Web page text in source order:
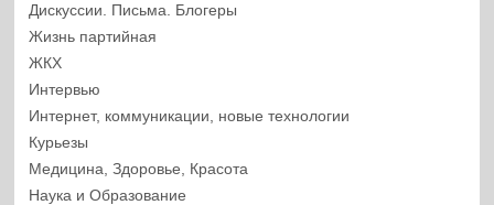
Дискуссии. Письма. Блогеры
Жизнь партийная
ЖКХ
Интервью
Интернет, коммуникации, новые технологии
Курьезы
Медицина, Здоровье, Красота
Наука и Образование